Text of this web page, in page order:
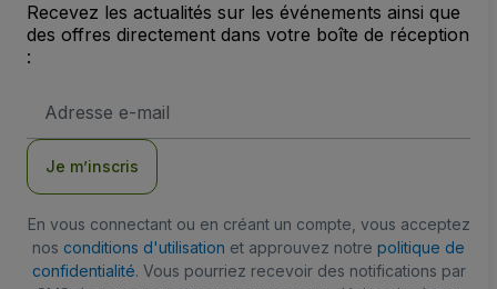
Recevez les actualités sur les événements ainsi que
des offres directement dans votre boîte de réception
:
e-
Je m’inscris
En vous connectant ou en créant un compte, vous acceptez
nos conditions d'utilisation et approuvez notre politique de
confidentialité. Vous pourriez recevoir des notifications par